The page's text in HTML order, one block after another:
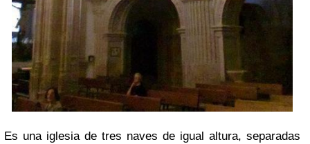
Es una iglesia de tres naves de igual altura, separadas